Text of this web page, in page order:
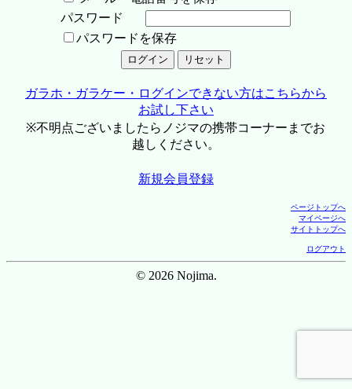
パスワード
パスワードを保存
ガラホ・ガラケー・ログインできない方はこちらから
お試し下さい
※不明点ございましたらノジマの携帯コーナーまでお
越しください。
新規会員登録
ページトップへ
マイページへ
サイトトップへ
ログアウト
© 2026 Nojima.